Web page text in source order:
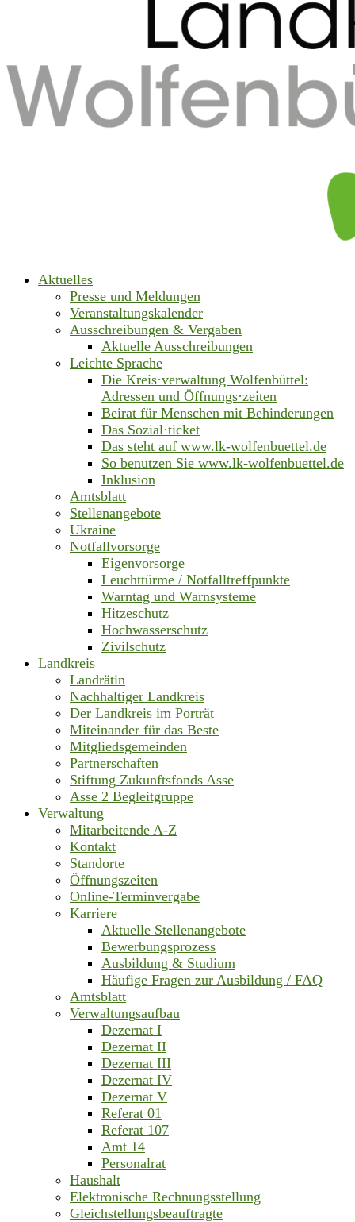
Aktuelles
Presse und Meldungen
Veranstaltungskalender
Ausschreibungen & Vergaben
Aktuelle Ausschreibungen
Leichte Sprache
Die Kreis·verwaltung Wolfenbüttel:
Adressen und Öffnungs·zeiten
Beirat für Menschen mit Behinderungen
Das Sozial·ticket
Das steht auf www.lk-wolfenbuettel.de
So benutzen Sie www.lk-wolfenbuettel.de
Inklusion
Amtsblatt
Stellenangebote
Ukraine
Notfallvorsorge
Eigenvorsorge
Leuchttürme / Notfalltreffpunkte
Warntag und Warnsysteme
Hitzeschutz
Hochwasserschutz
Zivilschutz
Landkreis
Landrätin
Nachhaltiger Landkreis
Der Landkreis im Porträt
Miteinander für das Beste
Mitgliedsgemeinden
Partnerschaften
Stiftung Zukunftsfonds Asse
Asse 2 Begleitgruppe
Verwaltung
Mitarbeitende A-Z
Kontakt
Standorte
Öffnungszeiten
Online-Terminvergabe
Karriere
Aktuelle Stellenangebote
Bewerbungsprozess
Ausbildung & Studium
Häufige Fragen zur Ausbildung / FAQ
Amtsblatt
Verwaltungsaufbau
Dezernat I
Dezernat II
Dezernat III
Dezernat IV
Dezernat V
Referat 01
Referat 107
Amt 14
Personalrat
Haushalt
Elektronische Rechnungsstellung
Gleichstellungsbeauftragte